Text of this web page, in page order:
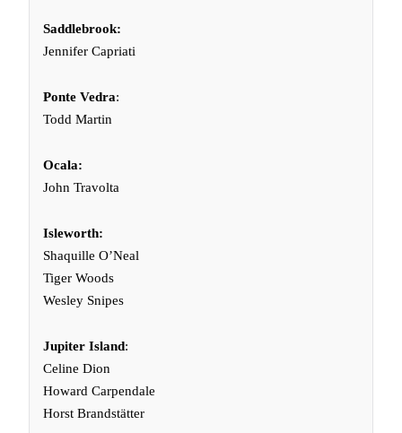
Saddlebrook:
Jennifer Capriati
Ponte Vedra:
Todd Martin
Ocala:
John Travolta
Isleworth:
Shaquille O’Neal
Tiger Woods
Wesley Snipes
Jupiter Island:
Celine Dion
Howard Carpendale
Horst Brandstätter